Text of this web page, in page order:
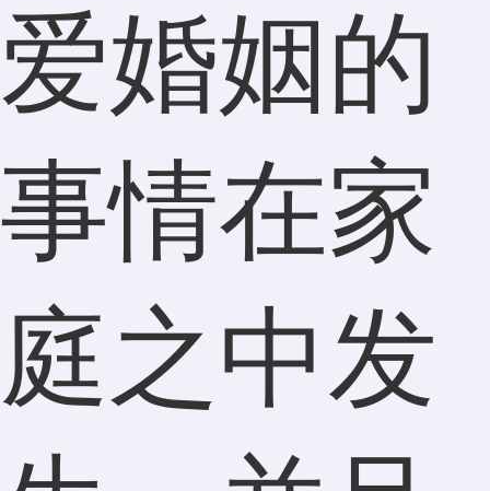
爱婚姻的
事情在家
庭之中发